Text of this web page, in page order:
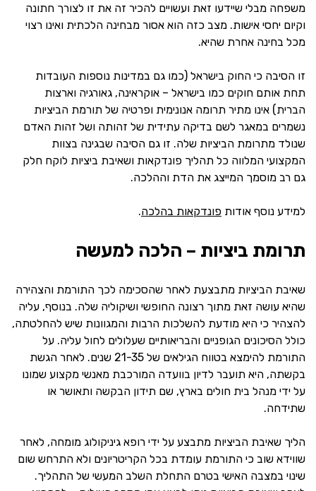
משפחה מבלי שיידעו זאת ועשויים להכיר זה את זו לצורך חתונה
וקיום יחסי אישות. מצב כזה הוא אסור מבחינה הלכתית ואינו רצוי
מכל בחינה אחרת שהיא.
זו הסיבה כי החוק בישראל (כמו גם במדינות נוספות העובדות
תחת אותם חוקים כמו בישראל – אוקראינה, גאורגיה וארצות
הברית) אינו מתיר תרומה אנונימית ופרטיה של תורמת הביציות
נשמרים במאגר לשם בדיקה עתידית של זהותה ושל זהות האדם
שנולד מתרומת הביציות שלה. זו גם הסיבה שבגינה בצוות
המקצועי המלווה כל תהליך פונדקאות ושאיבת ביציות לוקח חלק
גם רב מוסמך המייצג את הדת וההלכה.
למידע נוסף אודות פונדקאות בהלכה.
תרומת ביציות – הלכה למעשה
שאיבת הביציות מתבצעת לאחר שהסכימה לכך התורמת והצהירה
שהיא עושה זאת מתוך רצונה החופשי ושיקוליה שלה. בנוסף, עליה
להצהיר כי היא מודעת להשלכות הרבות והמגוונות שיש להחלטתה,
כולל הסיכונים הגופניים והבריאותיים שעלולים לחול עליה. על
התורמת להימצא בטווח הגילאים של 21-35 שנים. לאחר הגשת
בקשתה, היא תועבר לדיון בוועדה המורכבת מאנשי מקצוע שמונו
על ידי מנהל בית חולים בארץ, שם תידון הבקשה ותאושר או
שתידחה.
הליך שאיבת הביציות מתבצע על ידי רופא גיניקולוג מומחה, לאחר
שווידא שוב כי התורמת עומדת בכל הקריטריונים ולא התרחש שום
שינוי במצבה האישי בטרם התחלת השלב המעשי של התהליך.